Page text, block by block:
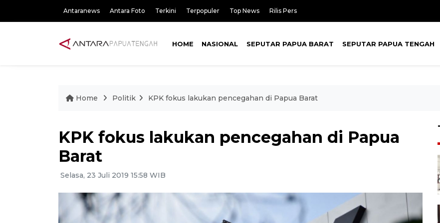
Antaranews Antara Foto Terkini Terpopuler Top News Rilis Pers
HOME NASIONAL SEPUTAR PAPUA BARAT SEPUTAR PAPUA TENGAH
Home Politik KPK fokus lakukan pencegahan di Papua Barat
KPK fokus lakukan pencegahan di Papua
Barat
Selasa, 23 Juli 2019 15:58 WIB